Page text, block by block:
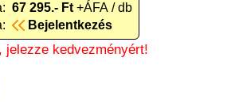
67 295.- Ft +ÁFA / db
Bejelentkezés
jelezze kedvezményért!